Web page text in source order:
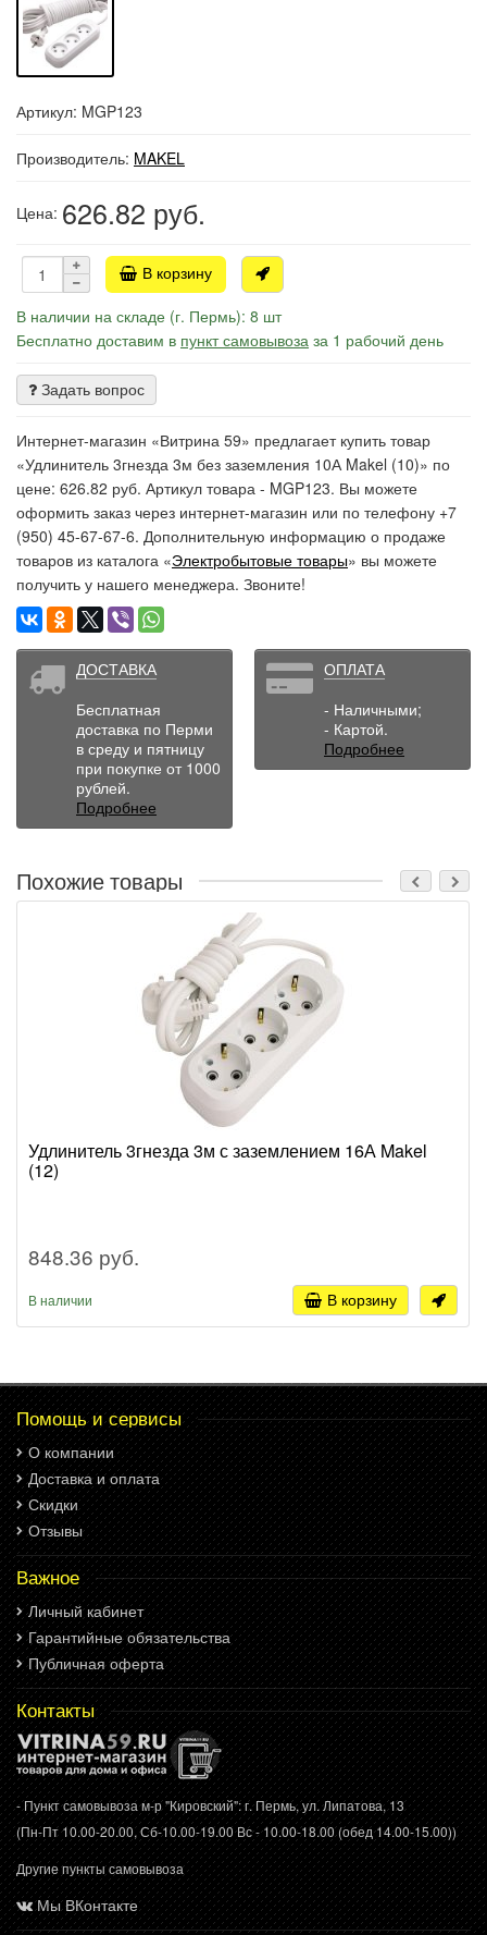
Артикул: MGP123
Производитель: MAKEL
Цена: 626.82 руб.
В корзину
В наличии на складе (г. Пермь): 8 шт
Бесплатно доставим в пункт самовывоза за 1 рабочий день
Задать вопрос
Интернет-магазин «Витрина 59» предлагает купить товар
«Удлинитель 3гнезда 3м без заземления 10А Makel (10)» по
цене: 626.82 руб. Артикул товара - MGP123. Вы можете
оформить заказ через интернет-магазин или по телефону +7
(950) 45-67-67-6. Дополнительную информацию о продаже
товаров из каталога «Электробытовые товары» вы можете
получить у нашего менеджера. Звоните!
ДОСТАВКА
Бесплатная
доставка по Перми
в среду и пятницу
при покупке от 1000
рублей.
Подробнее
ОПЛАТА
- Наличными;
- Картой.
Подробнее
Похожие товары
Удлинитель 3гнезда 3м с заземлением 16А Makel
(12)
848.36 руб.
В наличии В корзину
Помощь и сервисы
О компании
Доставка и оплата
Скидки
Отзывы
Важное
Личный кабинет
Гарантийные обязательства
Публичная оферта
Контакты
- Пункт самовывоза м-р "Кировский": г. Пермь, ул. Липатова, 13
(Пн-Пт 10.00-20.00, Сб-10.00-19.00 Вс - 10.00-18.00 (обед 14.00-15.00))
Другие пункты самовывоза
Мы ВКонтакте